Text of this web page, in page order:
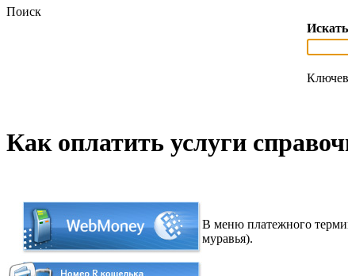
Поиск
Как оплатить услуги
В меню платежного
муравья).